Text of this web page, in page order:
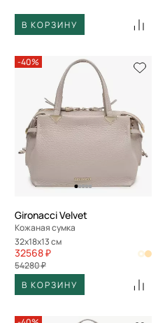
В КОРЗИНУ
-40%
Gironacci Velvet
Кожаная сумка
32x18x13 см
32568 ₽
54280 ₽
В КОРЗИНУ